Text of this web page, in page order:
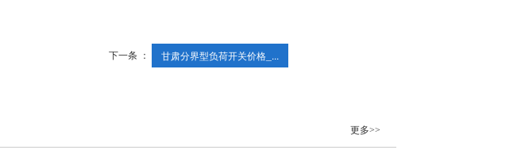
下一条 ： 甘肃分界型负荷开关价格_...
更多>>